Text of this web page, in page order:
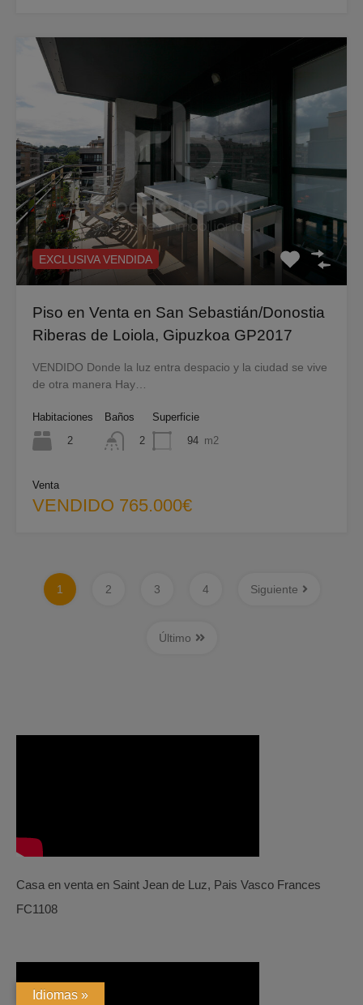
EXCLUSIVA VENDIDA
Piso en Venta en San Sebastián/Donostia
Riberas de Loiola, Gipuzkoa GP2017
VENDIDO Donde la luz entra despacio y la ciudad se vive
de otra manera Hay…
Habitaciones
2
Baños
2
Superficie
94 m2
Venta
VENDIDO 765.000€
1 2 3 4 Siguiente
Último
Casa en venta en Saint Jean de Luz, Pais Vasco Frances
FC1108
Idiomas »